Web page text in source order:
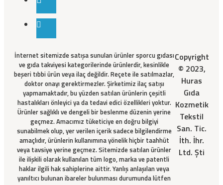
İnternet sitemizde satışa sunulan ürünler sporcu gıdası
ve gıda takviyesi kategorilerinde ürünlerdir, kesinlikle
beşeri tıbbi ürün veya ilaç değildir. Reçete ile satılmazlar,
doktor onayı gerektirmezler. Şirketimiz ilaç satışı
yapmamaktadır, bu yüzden satılan ürünlerin çeşitli
hastalıkları önleyici ya da tedavi edici özellikleri yoktur.
Ürünler sağlıklı ve dengeli bir beslenme düzenin yerine
geçmez. Amacımız tüketiciye en doğru bilgiyi
sunabilmek olup, yer verilen içerik sadece bilgilendirme
amaçlıdır, ürünlerin kullanımına yönelik hiçbir taahhüt
veya tavsiye yerine geçmez. Sitemizde satılan ürünler
ile ilişkili olarak kullanılan tüm logo, marka ve patentli
haklar ilgili hak sahiplerine aittir. Yanlış anlaşılan veya
yanıltıcı bulunan ibareler bulunması durumunda lütfen
Copyright
© 2023,
Huras
Gıda
Kozmetik
Tekstil
San. Tic.
İth. İhr.
Ltd. Şti